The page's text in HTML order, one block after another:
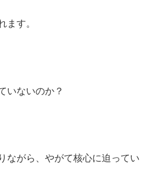
ます。
いないのか？
ながら、やがて核心に迫ってい